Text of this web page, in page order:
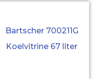
Bartscher 700211G
Koelvitrine 67 liter